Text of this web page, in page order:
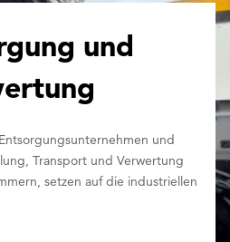
und
und
Transport und Verwertung
setzen auf die industriellen